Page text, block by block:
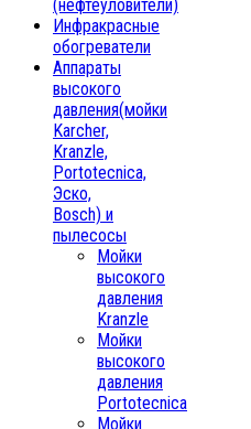
(нефтеуловители)
Инфракрасные
обогреватели
Аппараты
высокого
давления(мойки
Karcher,
Kranzle,
Portotecnica,
Эско,
Bosch) и
пылесосы
Мойки
высокого
давления
Kranzle
Мойки
высокого
давления
Portotecnica
Мойки